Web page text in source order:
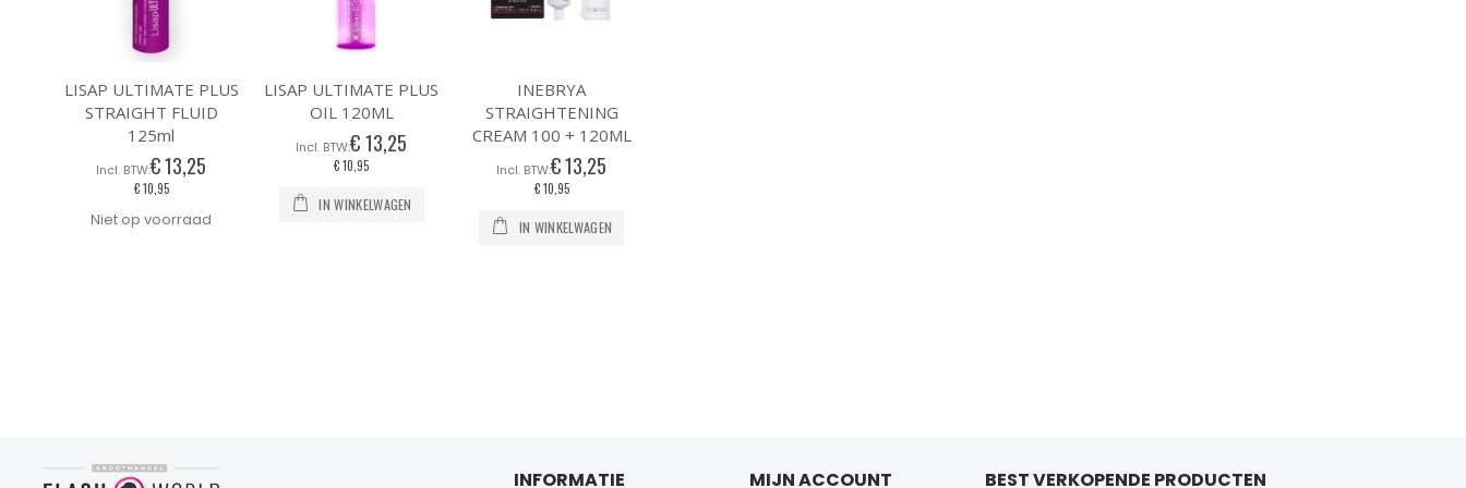
LISAP ULTIMATE PLUS
STRAIGHT FLUID
125ml
€ 13,25
€ 10,95
Niet op voorraad
LISAP ULTIMATE PLUS
OIL 120ML
€ 13,25
€ 10,95
IN WINKELWAGEN
INEBRYA
STRAIGHTENING
CREAM 100 + 120ML
€ 13,25
€ 10,95
IN WINKELWAGEN
INFORMATIE MIJN ACCOUNT BEST VERKOPENDE PRODUCTEN